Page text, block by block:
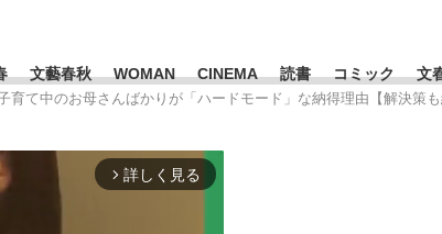
文藝春秋 WOMAN CINEMA 読書 コミック 文
て中のお母さんばかりが「ハードモード」な納得理由【解決策も
arrow_forward_ios 詳しく見る